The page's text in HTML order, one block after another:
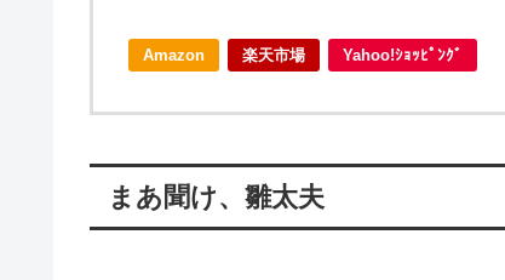
Amazon 楽天市場 Yahoo!ｼｮｯﾋﾟﾝｸﾞ
まあ聞け、雛太夫